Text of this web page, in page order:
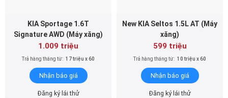
KIA Sportage 1.6T
Signature AWD (Máy xăng)
1.009 triệu
Trả hàng tháng từ: 17 triệu x 60
Nhận báo giá
Đăng ký lái thử
New KIA Seltos 1.5L AT (Máy
xăng)
599 triệu
Trả hàng tháng từ: 10 triệu x 60
Nhận báo giá
Đăng ký lái thử